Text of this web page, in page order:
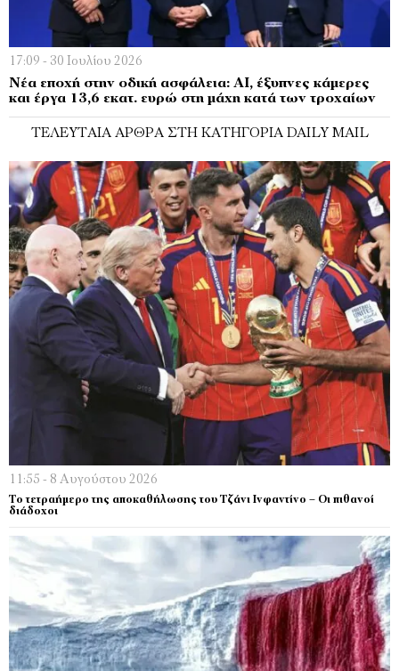
17:09 - 30 Ιουλίου 2026
Νέα εποχή στην οδική ασφάλεια: AI, έξυπνες κάμερες
και έργα 13,6 εκατ. ευρώ στη μάχη κατά των τροχαίων
ΤΕΛΕΥΤΑΊΑ ΆΡΘΡΑ ΣΤΗ ΚΑΤΗΓΟΡΊΑ DAILY MAIL
11:55 - 8 Αυγούστου 2026
Το τετραήμερο της αποκαθήλωσης του Τζάνι Ινφαντίνο – Οι πιθανοί
διάδοχοι